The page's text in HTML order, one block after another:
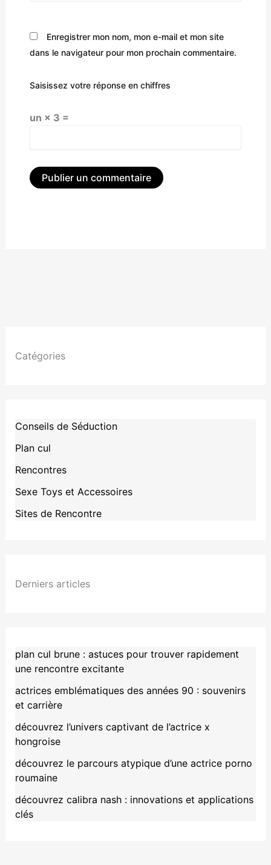
Enregistrer mon nom, mon e-mail et mon site
dans le navigateur pour mon prochain commentaire.
Saisissez votre réponse en chiffres
un × 3 =
Catégories
Conseils de Séduction
Plan cul
Rencontres
Sexe Toys et Accessoires
Sites de Rencontre
Derniers articles
plan cul brune : astuces pour trouver rapidement
une rencontre excitante
actrices emblématiques des années 90 : souvenirs
et carrière
découvrez l’univers captivant de l’actrice x
hongroise
découvrez le parcours atypique d’une actrice porno
roumaine
découvrez calibra nash : innovations et applications
clés